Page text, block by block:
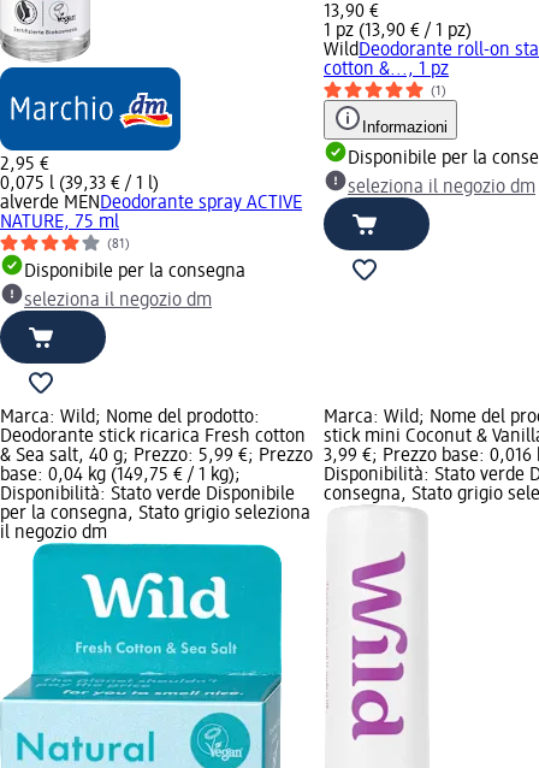
2,95 €
0,075 l (39,33 € / 1 l)
alverde MEN Deodorante spray ACTIVE
NATURE, 75 ml
(81)
Disponibile per la consegna
seleziona il negozio dm
13,90 €
1 pz (13,90 € / 1 pz)
WildDeodorante roll-on
cotton &..., 1 pz
(1)
Informazioni
Disponibile per la
seleziona il negozio dm
Marca: Wild; Nome del prodotto:
Deodorante stick ricarica Fresh cotton
& Sea salt, 40 g; Prezzo: 5,99 €; Prezzo
base: 0,04 kg (149,75 € / 1 kg);
Disponibilità: Stato verde Disponibile
per la consegna, Stato grigio seleziona
il negozio dm
Marca: Wild; Nome del
stick mini Coconut &
3,99 €; Prezzo base: 0,016
Disponibilità: Stato verde
consegna, Stato grigio